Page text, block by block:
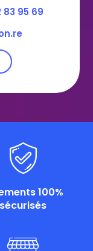
83 95 69
100%
sécurisés